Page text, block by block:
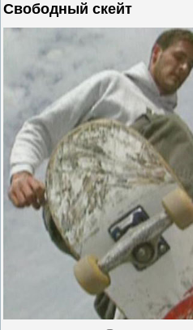
Свободный скейт